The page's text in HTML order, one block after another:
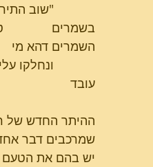
בשמרים
השמרים דהא מי
עובד
ההיתר החדש של
שמרכבים דבר
יש בהם את הטעם